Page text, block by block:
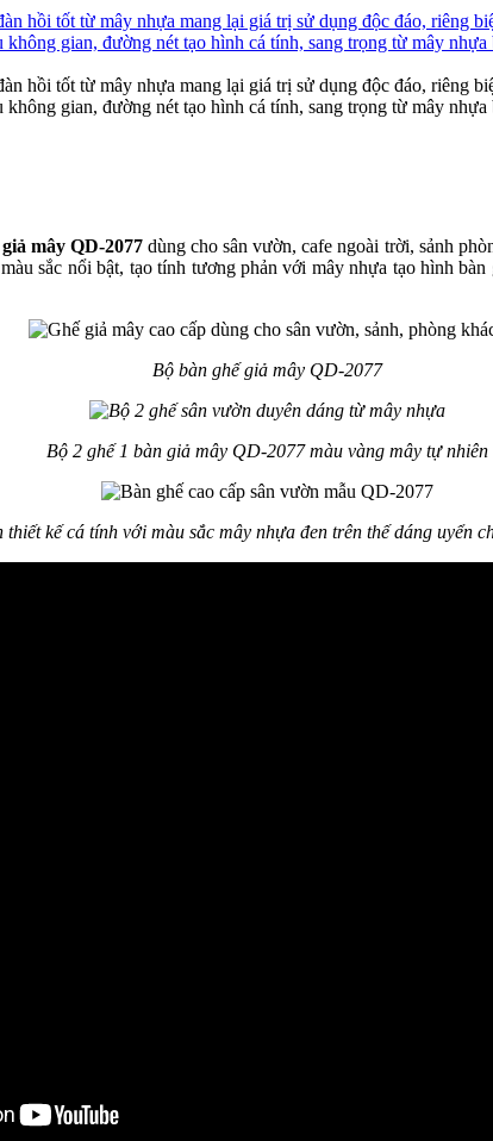
mây QD-2077 dùng cho sân vườn, cafe ngoài trời, sảnh
sắc nổi bật, tạo tính tương phản với mây nhựa tạo hình
Bộ bàn ghế giả mây QD-2077
Bộ 2 ghế 1 bàn giả mây QD-2077 màu vàng mây tự nhiên
thiết kế cá tính với màu sắc mây nhựa đen trên thế dáng uyển